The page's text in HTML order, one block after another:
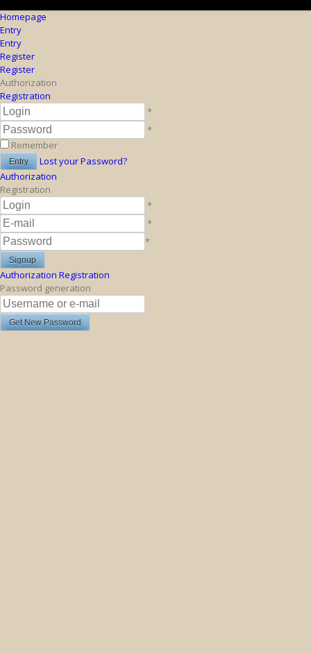
Homepage
Entry
Entry
Register
Register
Authorization
Registration
*
*
Remember
Lost your Password?
Authorization
Registration
*
*
*
Authorization Registration
Password generation